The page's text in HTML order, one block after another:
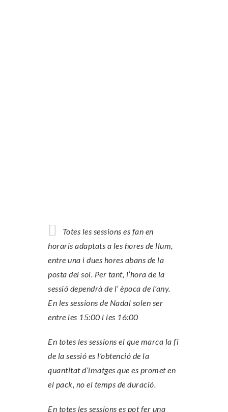
Totes les sessions es fan en
horaris adaptats a les hores de llum,
entre una i dues hores abans de la
posta del sol. Per tant, l’hora de la
sessió dependrà de l’ època de l’any.
En les sessions de Nadal solen ser
entre les 15:00 i les 16:00
En totes les sessions el que marca la fi
de la sessió es l’obtenció de la
quantitat d’imatges que es promet en
el pack, no el temps de duració.
En totes les sessions es pot fer una